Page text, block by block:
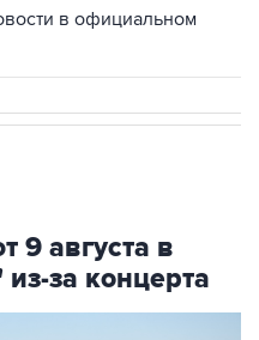
в официальном
9 августа в
за концерта